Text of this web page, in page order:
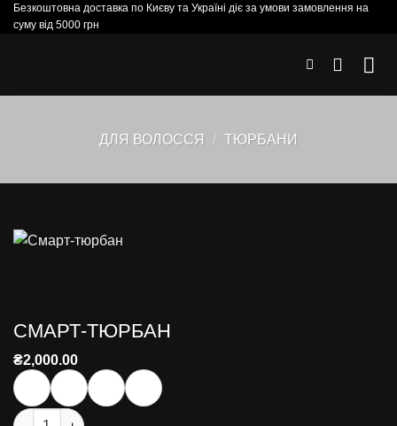
SkipБезкоштовна доставка по Києву та Україні діє за умови замовлення на
суму від 5000 грн
ДЛЯ ВОЛОССЯ / ТЮРБАНИ
СМАРТ-ТЮРБАН
₴2,000.00
Смарт-тюрбан кількість